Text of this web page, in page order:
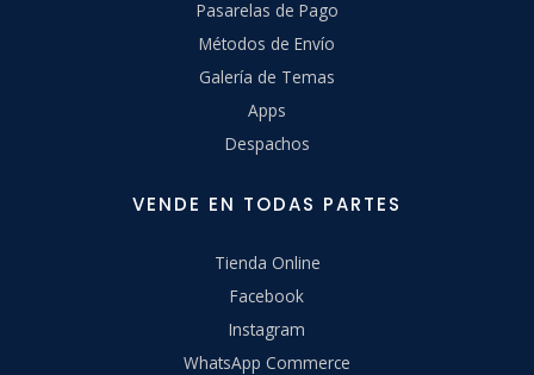
Pasarelas de Pago
Métodos de Envío
Galería de Temas
Apps
Despachos
VENDE EN TODAS PARTES
Tienda Online
Facebook
Instagram
WhatsApp Commerce